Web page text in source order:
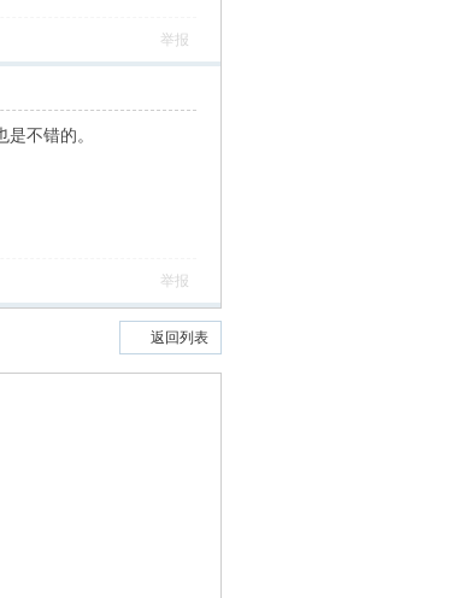
举报
不错的。
举报
返回列表